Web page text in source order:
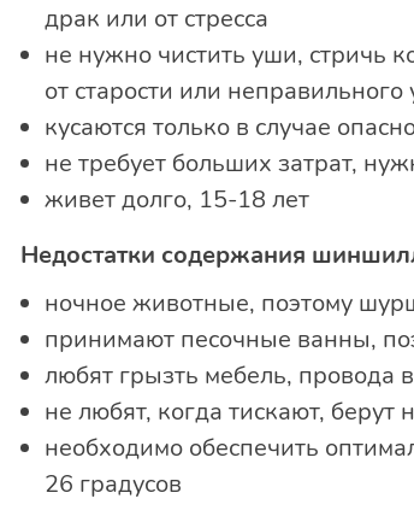
драк или от стресса
не нужно чистить уши, стричь
от старости или неправильного
кусаются только в случае
не требует больших затрат,
живет долго, 15-18 лет
Недостатки содержания
ночное животные, поэтому
принимают песочные ванны,
любят грызть мебель, провода
не любят, когда тискают, берут
необходимо обеспечить
26 градусов